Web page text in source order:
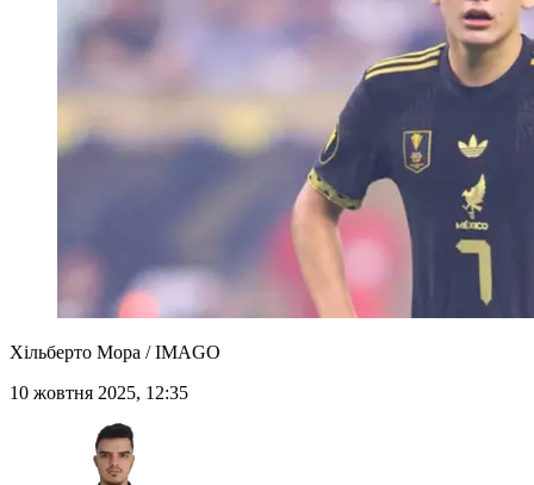
Хільберто Мора / IMAGO
10 жовтня 2025, 12:35